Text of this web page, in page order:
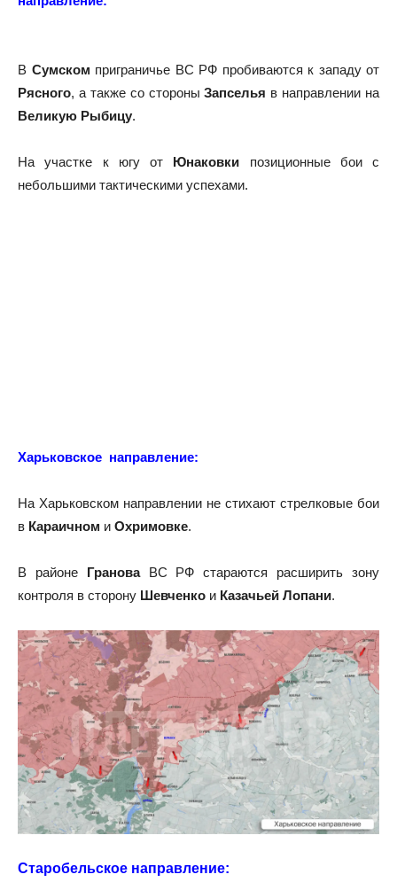
В Сумском приграничье ВС РФ пробиваются к западу от
Рясного, а также со стороныЗапселья в направлении на
Великую Рыбицу.
На участке к югу от Юнаковки позиционные бои с
небольшими тактическими успехами.
Харьковское направление:
На Харьковском направлении не стихают стрелковые бои
в Караичном и Охримовке.
В районе ГрановаВС РФ стараются расширить зону
контроля в сторону Шевченко и Казачьей Лопани.
Старобельское направление: